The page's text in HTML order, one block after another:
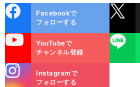
ok
Facebookで
フォローする
YouTubeで
チャンネル登録
LINE
m
Instagramで
フォローする